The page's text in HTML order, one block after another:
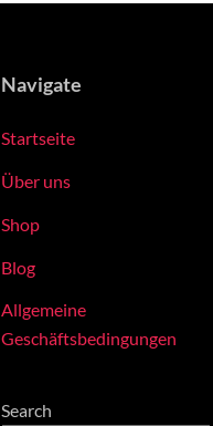
Navigate
Startseite
Über uns
Shop
Blog
Allgemeine
Geschäftsbedingungen
Search